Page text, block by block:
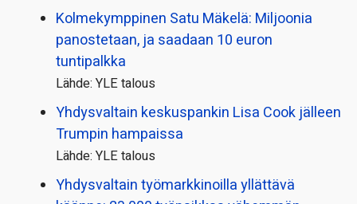
Kolmekymppinen Satu Mäkelä: Miljoonia
panostetaan, ja saadaan 10 euron
tuntipalkka
Lähde: YLE talous
Yhdysvaltain keskuspankin Lisa Cook jälleen
Trumpin hampaissa
Lähde: YLE talous
Yhdysvaltain työmarkkinoilla yllättävä